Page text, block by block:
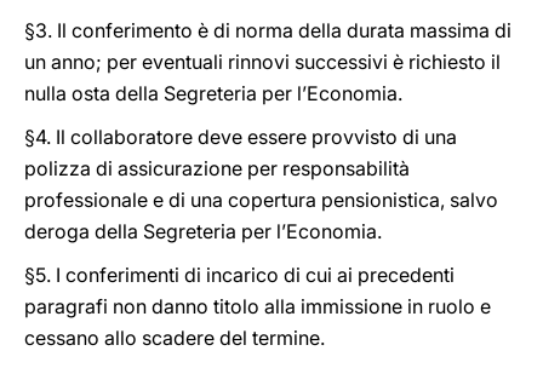
§3. Il conferimento è di norma della durata massima di
un anno; per eventuali rinnovi successivi è richiesto il
nulla osta della Segreteria per l’Economia.
§4. Il collaboratore deve essere provvisto di una
polizza di assicurazione per responsabilità
professionale e di una copertura pensionistica, salvo
deroga della Segreteria per l’Economia.
§5. I conferimenti di incarico di cui ai precedenti
paragrafi non danno titolo alla immissione in ruolo e
cessano allo scadere del termine.